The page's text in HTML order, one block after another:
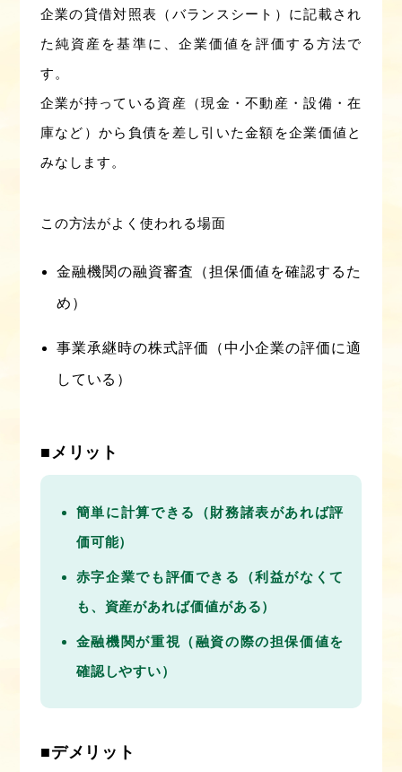
企業の貸借対照表（バランスシート）に記載され
た純資産を基準に、企業価値を評価する方法で
す。
企業が持っている資産（現金・不動産・設備・在
庫など）から負債を差し引いた金額を企業価値と
みなします。
この方法がよく使われる場面
金融機関の融資審査（担保価値を確認するた
め）
事業承継時の株式評価（中小企業の評価に適
している）
■メリット
簡単に計算できる（財務諸表があれば評
価可能）
赤字企業でも評価できる（利益がなくて
も、資産があれば価値がある）
金融機関が重視（融資の際の担保価値を
確認しやすい）
■デメリット